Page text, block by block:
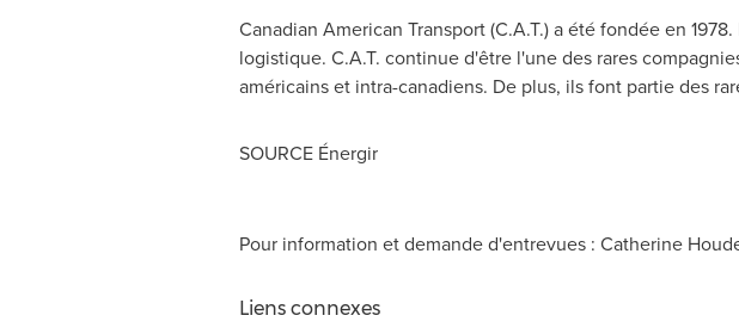
Canadian American Transport (C.A.T.) a été fondée en
logistique. C.A.T. continue d'être l'une des rares
américains et intra-canadiens. De plus, ils font partie des
SOURCE Énergir
Pour information et demande d'entrevues : Catherine
Liens connexes